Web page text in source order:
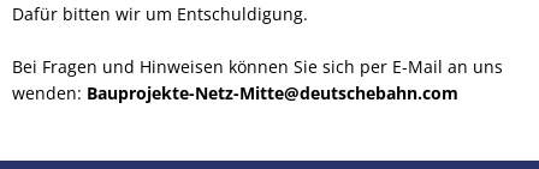
Dafür bitten wir um Entschuldigung.
Bei Fragen und Hinweisen können Sie sich per E-Mail an uns
wenden: Bauprojekte-Netz-Mitte@deutschebahn.com